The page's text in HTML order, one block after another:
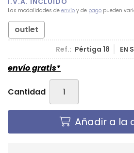
Las modalidades de envío y de pago pueden
outlet
Ref.: Pértiga 18 EN
envío gratis*
Cantidad
Añadir a la